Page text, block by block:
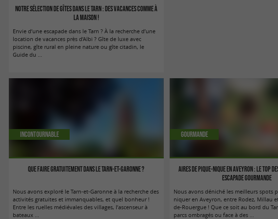
Notre sélection de gîtes dans le Tarn : des vacances comme à
la maison !
Envie d’une escapade dans le Tarn ? À la recherche d’une
location de vacances près d’Albi ? Gîte de luxe avec
piscine, gîte rural en pleine nature ou gîte citadin, le
Guide du ...
Que faire gratuitement dans le Tarn-et-Garonne ?
Incontournable
Nous avons exploré le Tarn-et-Garonne à la recherche des
activités gratuites et immanquables, et quel bonheur !
Entre les ruelles médiévales des villages, l’ascenseur à
bateaux ...
Aires de pique-nique en Aveyron : le top
escapade gourmande
Gourmande
Nous avons déniché les meilleurs spots
niquer en Aveyron, entre Rodez, Millau
de-Rouergue ! Que ce soit au bord du
parcs ombragés ou face à des ...